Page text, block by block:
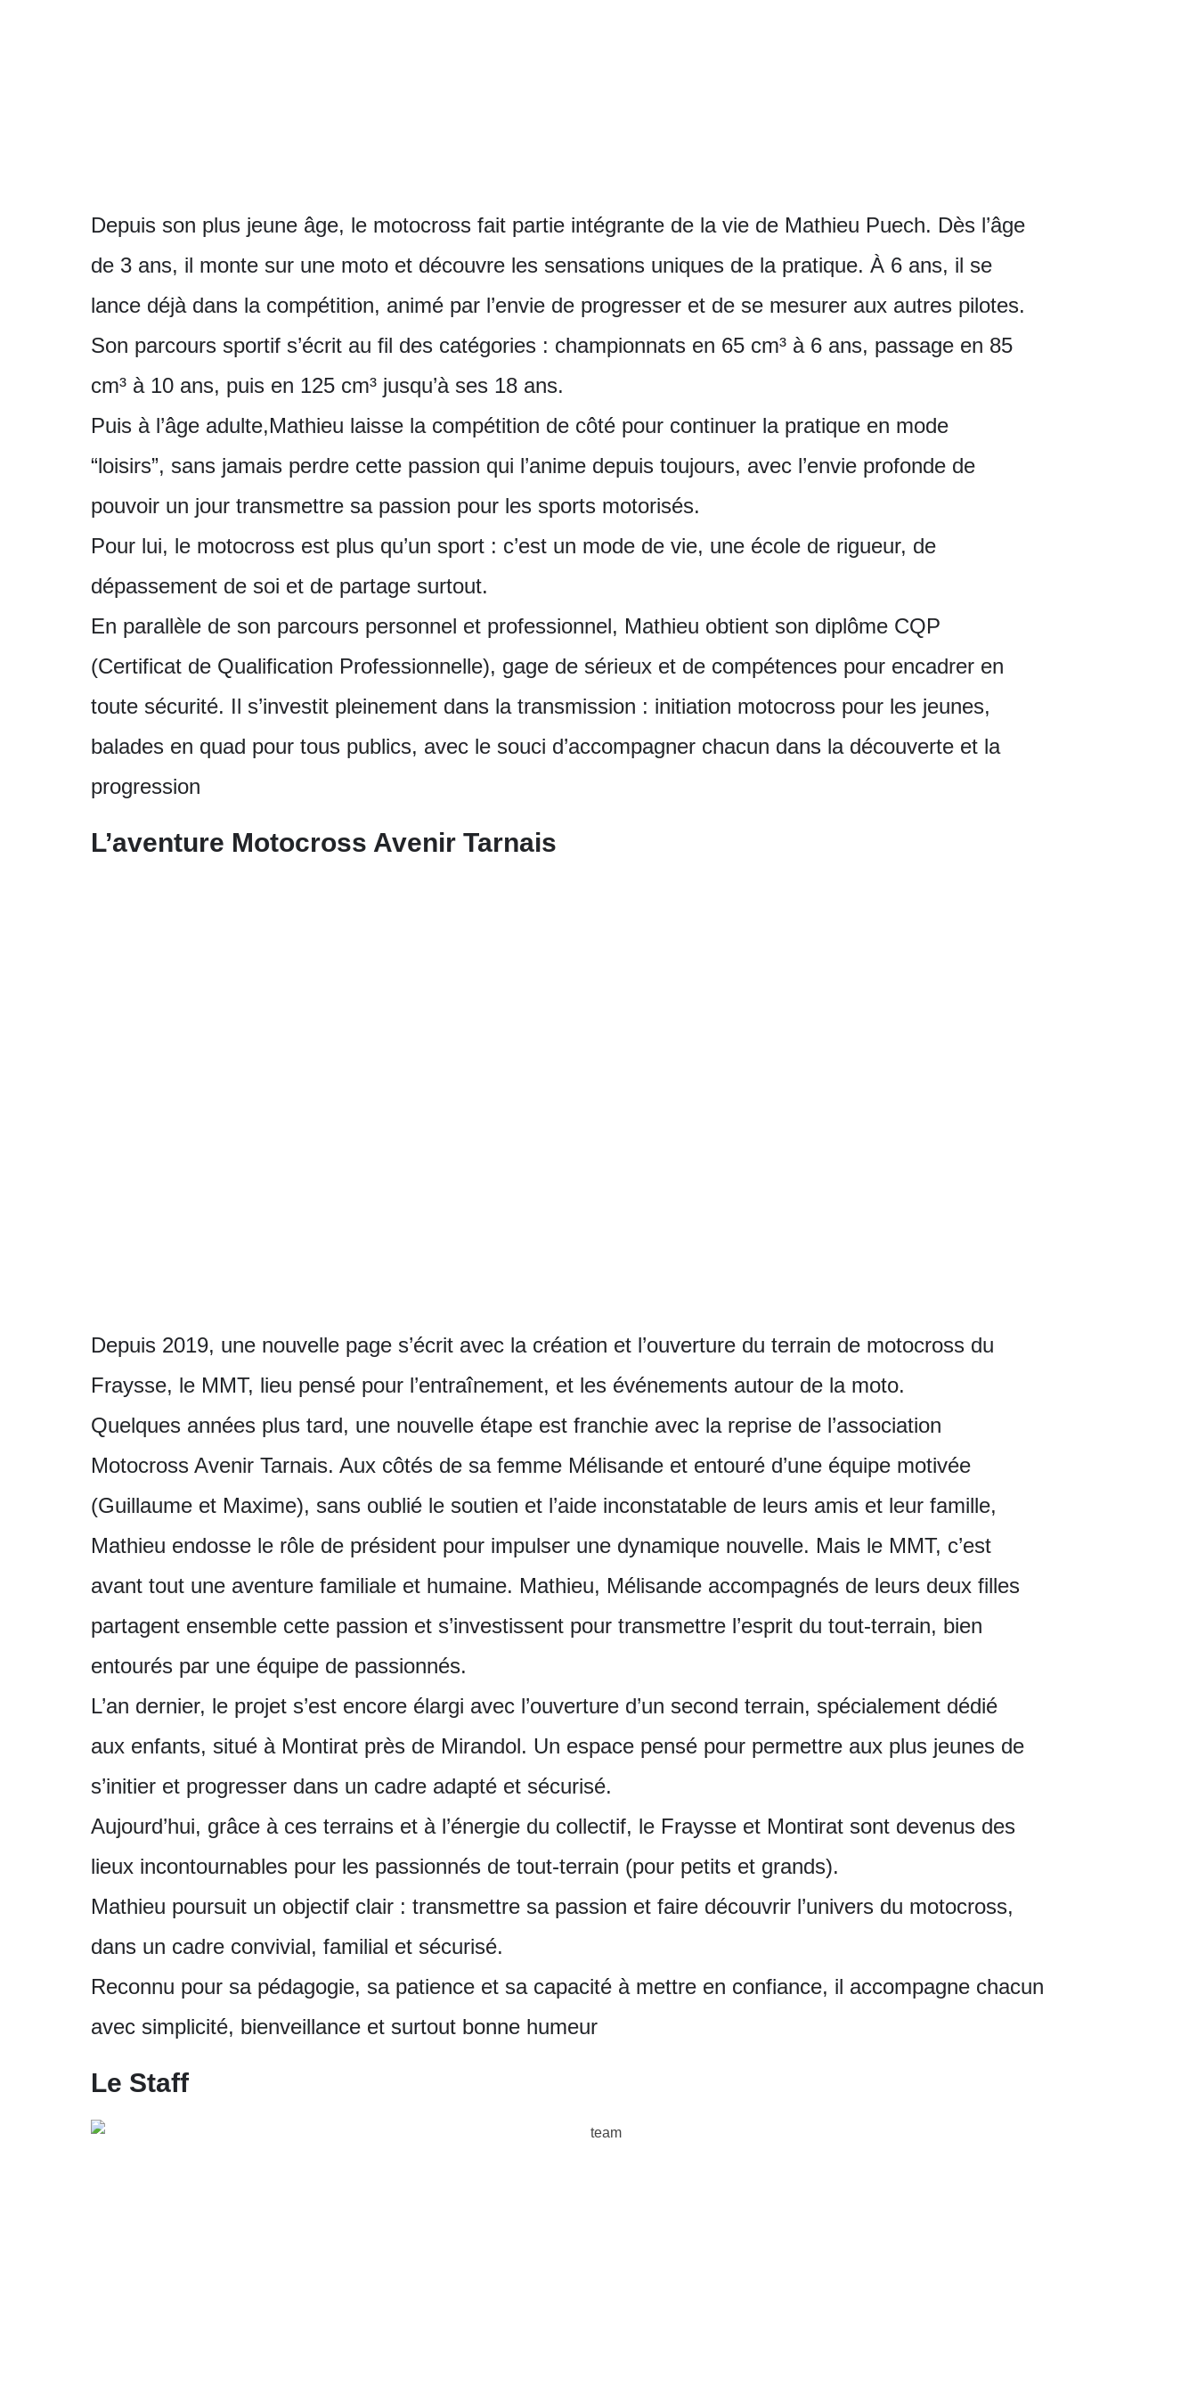
Depuis son plus jeune âge, le motocross fait partie intégrante de la vie de Mathieu Puech. Dès l’âge
de 3 ans, il monte sur une moto et découvre les sensations uniques de la pratique. À 6 ans, il se
lance déjà dans la compétition, animé par l’envie de progresser et de se mesurer aux autres pilotes.
Son parcours sportif s’écrit au fil des catégories : championnats en 65 cm³ à 6 ans, passage en 85
cm³ à 10 ans, puis en 125 cm³ jusqu’à ses 18 ans.
Puis à l’âge adulte,Mathieu laisse la compétition de côté pour continuer la pratique en mode
“loisirs”, sans jamais perdre cette passion qui l’anime depuis toujours, avec l’envie profonde de
pouvoir un jour transmettre sa passion pour les sports motorisés.
Pour lui, le motocross est plus qu’un sport : c’est un mode de vie, une école de rigueur, de
dépassement de soi et de partage surtout.
En parallèle de son parcours personnel et professionnel, Mathieu obtient son diplôme CQP
(Certificat de Qualification Professionnelle), gage de sérieux et de compétences pour encadrer en
toute sécurité. Il s’investit pleinement dans la transmission : initiation motocross pour les jeunes,
balades en quad pour tous publics, avec le souci d’accompagner chacun dans la découverte et la
progression
L’aventure Motocross Avenir Tarnais
Depuis 2019, une nouvelle page s’écrit avec la création et l’ouverture du terrain de motocross du
Fraysse, le MMT, lieu pensé pour l’entraînement, et les événements autour de la moto.
Quelques années plus tard, une nouvelle étape est franchie avec la reprise de l’association
Motocross Avenir Tarnais. Aux côtés de sa femme Mélisande et entouré d’une équipe motivée
(Guillaume et Maxime), sans oublié le soutien et l’aide inconstatable de leurs amis et leur famille,
Mathieu endosse le rôle de président pour impulser une dynamique nouvelle. Mais le MMT, c’est
avant tout une aventure familiale et humaine. Mathieu, Mélisande accompagnés de leurs deux filles
partagent ensemble cette passion et s’investissent pour transmettre l’esprit du tout-terrain, bien
entourés par une équipe de passionnés.
L’an dernier, le projet s’est encore élargi avec l’ouverture d’un second terrain, spécialement dédié
aux enfants, situé à Montirat près de Mirandol. Un espace pensé pour permettre aux plus jeunes de
s’initier et progresser dans un cadre adapté et sécurisé.
Aujourd’hui, grâce à ces terrains et à l’énergie du collectif, le Fraysse et Montirat sont devenus des
lieux incontournables pour les passionnés de tout-terrain (pour petits et grands).
Mathieu poursuit un objectif clair : transmettre sa passion et faire découvrir l’univers du motocross,
dans un cadre convivial, familial et sécurisé.
Reconnu pour sa pédagogie, sa patience et sa capacité à mettre en confiance, il accompagne chacun
avec simplicité, bienveillance et surtout bonne humeur
Le Staff